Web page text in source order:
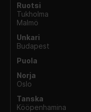
Ruotsi
Tukholma
Malmö
Unkari
Budapest
Puola
Norja
Oslo
Tanska
Kööpenhamina